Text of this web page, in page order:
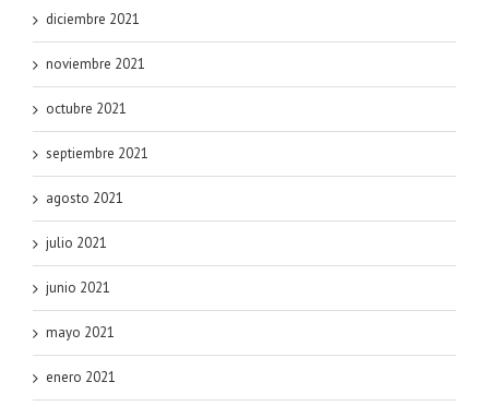
diciembre 2021
noviembre 2021
octubre 2021
septiembre 2021
agosto 2021
julio 2021
junio 2021
mayo 2021
enero 2021